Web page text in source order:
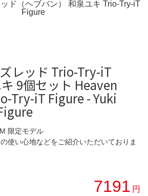
レッド Trio-Try-iT
9個セット Heaven
Try-iT Figure - Yuki
限定モデル
使い心地などをご紹介いただいておりま
7191 円